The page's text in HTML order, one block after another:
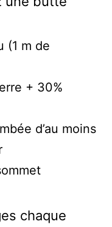
(1 m de
+ 30%
d’au moins
chaque